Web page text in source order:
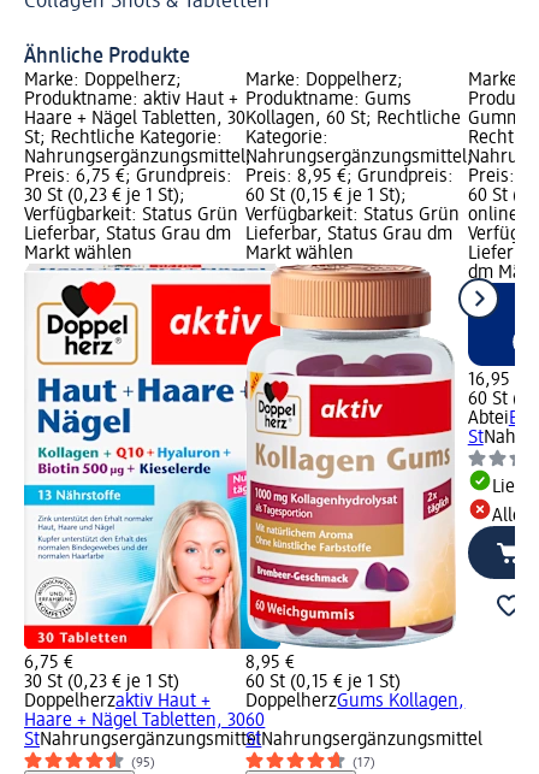
Ähnliche Produkte
Marke: Doppelherz;
Produktname: aktiv Haut +
Haare + Nägel Tabletten, 30
St; Rechtliche Kategorie:
Nahrungsergänzungsmittel;
Preis: 6,75 €; Grundpreis:
30 St (0,23 € je 1 St);
Verfügbarkeit: Status Grün
Lieferbar, Status Grau dm
Markt wählen
6,75 €
30 St (0,23 € je 1 St)
Doppelherzaktiv Haut +
Haare + Nägel Tabletten, 30
StNahrungsergänzungsmittel
(95)
Marke: Doppelherz;
Produktname: Gums
Kollagen, 60 St; Rechtliche
Kategorie:
Nahrungsergänzungsmittel;
Preis: 8,95 €; Grundpreis:
60 St (0,15 € je 1 St);
Verfügbarkeit: Status Grün
Lieferbar, Status Grau dm
Markt wählen
8,95 €
60 St (0,15 € je 1 St)
DoppelherzGums Kollagen,
60
StNahrungsergänzungsmittel
(17)
Marke:
Preis:
60 St
online
dm
16,95 €
60 St
Abtei
St
Alle